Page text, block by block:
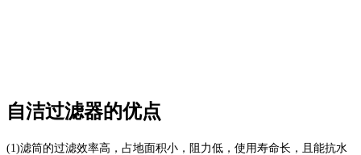
自洁过滤器的优点
(1)滤筒的过滤效率高，占地面积小，阻力低，使用寿命长，且能抗水